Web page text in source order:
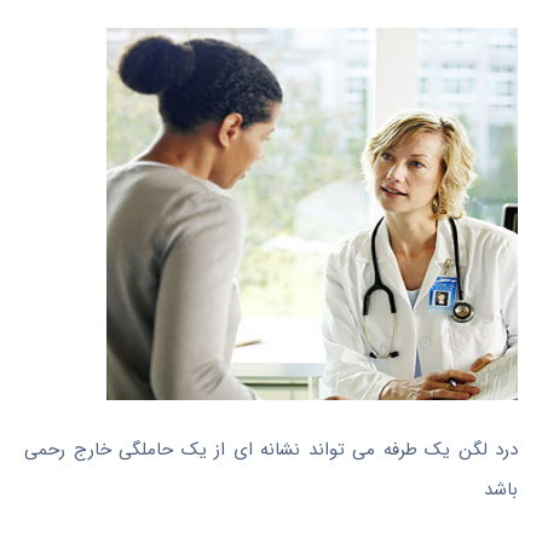
درد لگن یک طرفه می تواند نشانه ای از یک حاملگی خارج رحمی
باشد